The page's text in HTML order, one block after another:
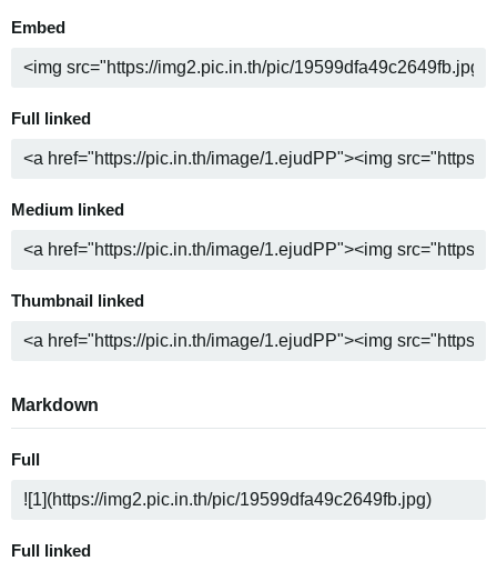
Embed
Full linked
Medium linked
Thumbnail linked
Markdown
Full
Full linked